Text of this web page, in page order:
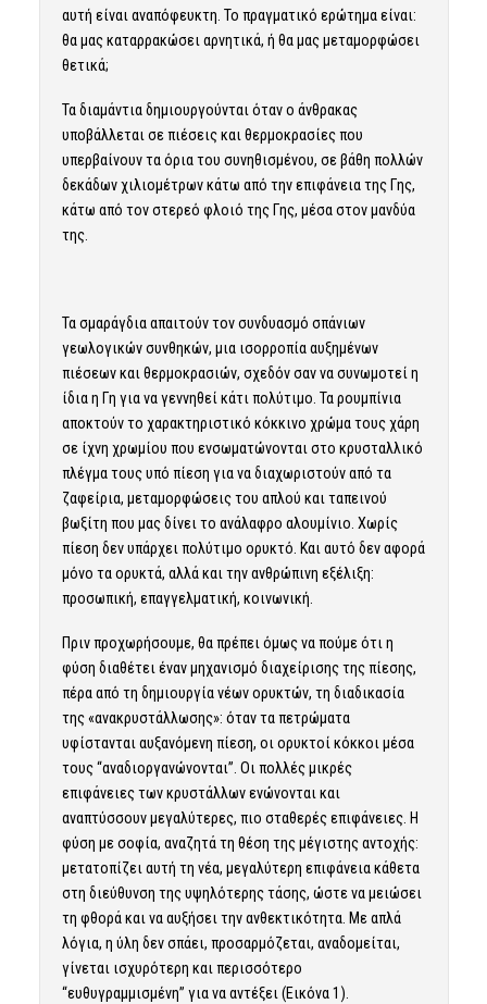
αυτή είναι αναπόφευκτη. Το πραγματικό ερώτημα είναι:
θα μας καταρρακώσει αρνητικά, ή θα μας μεταμορφώσει
θετικά;
Τα διαμάντια δημιουργούνται όταν ο άνθρακας
υποβάλλεται σε πιέσεις και θερμοκρασίες που
υπερβαίνουν τα όρια του συνηθισμένου, σε βάθη πολλών
δεκάδων χιλιομέτρων κάτω από την επιφάνεια της Γης,
κάτω από τον στερεό φλοιό της Γης, μέσα στον μανδύα
της.
Τα σμαράγδια απαιτούν τον συνδυασμό σπάνιων
γεωλογικών συνθηκών, μια ισορροπία αυξημένων
πιέσεων και θερμοκρασιών, σχεδόν σαν να συνωμοτεί η
ίδια η Γη για να γεννηθεί κάτι πολύτιμο. Τα ρουμπίνια
αποκτούν το χαρακτηριστικό κόκκινο χρώμα τους χάρη
σε ίχνη χρωμίου που ενσωματώνονται στο κρυσταλλικό
πλέγμα τους υπό πίεση για να διαχωριστούν από τα
ζαφείρια, μεταμορφώσεις του απλού και ταπεινού
βωξίτη που μας δίνει το ανάλαφρο αλουμίνιο. Χωρίς
πίεση δεν υπάρχει πολύτιμο ορυκτό. Και αυτό δεν αφορά
μόνο τα ορυκτά, αλλά και την ανθρώπινη εξέλιξη:
προσωπική, επαγγελματική, κοινωνική.
Πριν προχωρήσουμε, θα πρέπει όμως να πούμε ότι η
φύση διαθέτει έναν μηχανισμό διαχείρισης της πίεσης,
πέρα από τη δημιουργία νέων ορυκτών, τη διαδικασία
της «ανακρυστάλλωσης»: όταν τα πετρώματα
υφίστανται αυξανόμενη πίεση, οι ορυκτοί κόκκοι μέσα
τους “αναδιοργανώνονται”. Οι πολλές μικρές
επιφάνειες των κρυστάλλων ενώνονται και
αναπτύσσουν μεγαλύτερες, πιο σταθερές επιφάνειες. Η
φύση με σοφία, αναζητά τη θέση της μέγιστης αντοχής:
μετατοπίζει αυτή τη νέα, μεγαλύτερη επιφάνεια κάθετα
στη διεύθυνση της υψηλότερης τάσης, ώστε να μειώσει
τη φθορά και να αυξήσει την ανθεκτικότητα. Με απλά
λόγια, η ύλη δεν σπάει, προσαρμόζεται, αναδομείται,
γίνεται ισχυρότερη και περισσότερο
“ευθυγραμμισμένη” για να αντέξει (Εικόνα 1).